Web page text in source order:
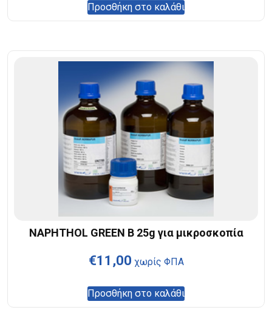
Προσθήκη στο καλάθι
NAPHTHOL GREEN B 25g για μικροσκοπία
€11,00 χωρίς ΦΠΑ
Προσθήκη στο καλάθι